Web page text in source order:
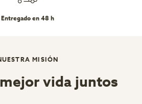
Entregado en 48 h
MISIÓN
vida juntos